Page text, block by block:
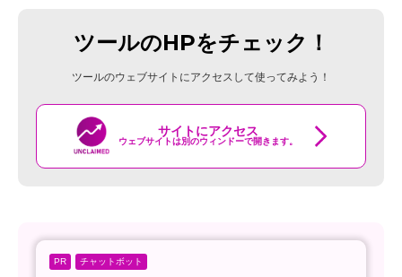
ツールのHPをチェック！
ツールのウェブサイトにアクセスして使ってみよう！
サイトにアクセス
ウェブサイトは別のウィンドーで開きます。
PR チャットボット